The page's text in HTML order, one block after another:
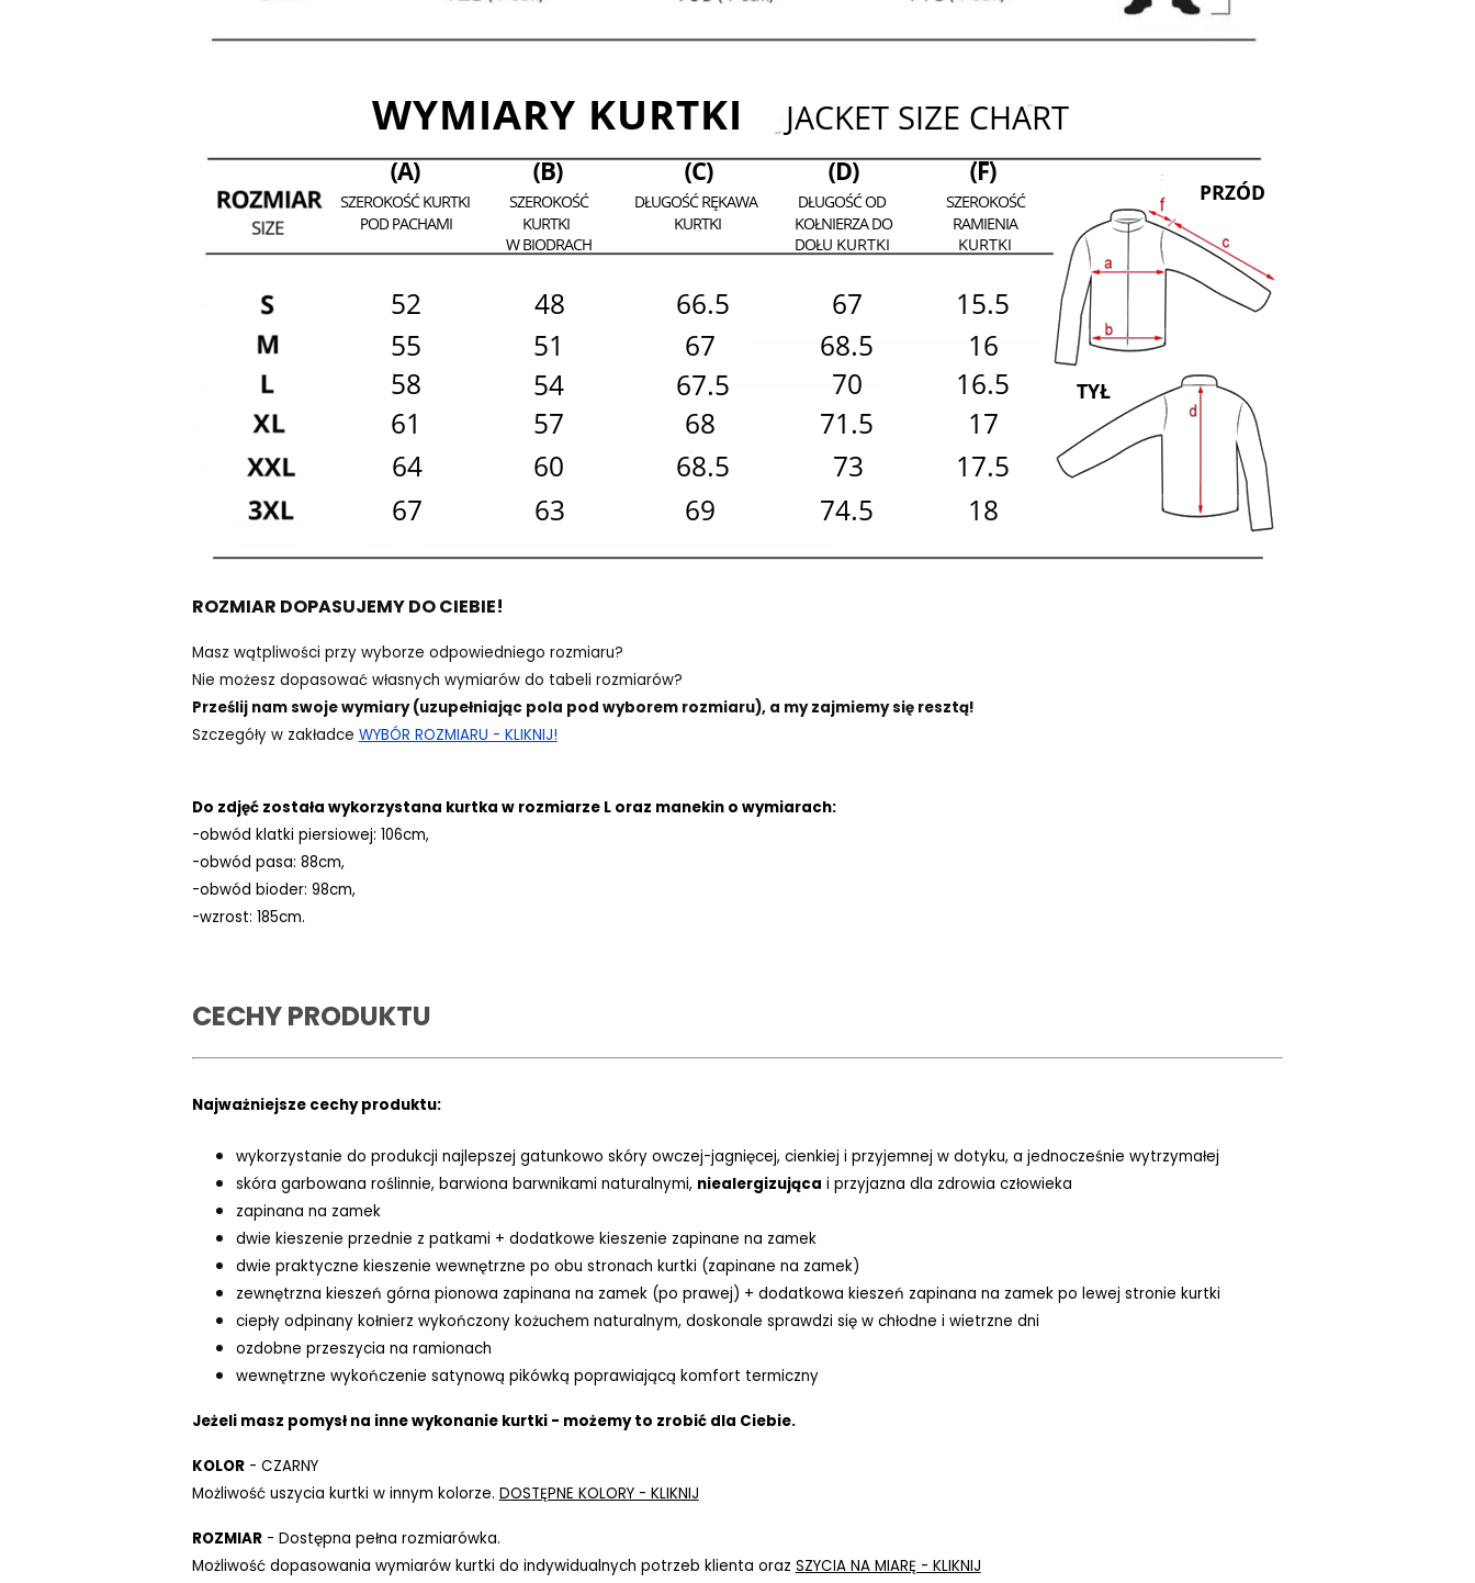
ROZMIAR DOPASUJEMY DO CIEBIE!
Masz wątpliwości przy wyborze odpowiedniego rozmiaru?
Nie możesz dopasować własnych wymiarów do tabeli rozmiarów?
Prześlij nam swoje wymiary (uzupełniając pola pod wyborem rozmiaru), a my zajmiemy się resztą!
Szczegóły w zakładce WYBÓR ROZMIARU - KLIKNIJ!
Do zdjęć została wykorzystana kurtka w rozmiarze L oraz manekin o wymiarach:
-obwód klatki piersiowej: 106cm,
-obwód pasa: 88cm,
-obwód bioder: 98cm,
-wzrost: 185cm.
CECHY PRODUKTU
Najważniejsze cechy produktu:
wykorzystanie do produkcji najlepszej gatunkowo skóry owczej-jagnięcej, cienkiej i przyjemnej w dotyku, a jednocześnie wytrzymałej
skóra garbowana roślinnie, barwiona barwnikami naturalnymi, niealergizująca i przyjazna dla zdrowia człowieka
zapinana na zamek
dwie kieszenie przednie z patkami + dodatkowe kieszenie zapinane na zamek
dwie praktyczne kieszenie wewnętrzne po obu stronach kurtki (zapinane na zamek)
zewnętrzna kieszeń górna pionowa zapinana na zamek (po prawej) + dodatkowa kieszeń zapinana na zamek po lewej stronie kurtki
ciepły odpinany kołnierz wykończony kożuchem naturalnym, doskonale sprawdzi się w chłodne i wietrzne dni
ozdobne przeszycia na ramionach
wewnętrzne wykończenie satynową pikówką poprawiającą komfort termiczny
Jeżeli masz pomysł na inne wykonanie kurtki - możemy to zrobić dla Ciebie.
KOLOR- CZARNY
Możliwość uszycia kurtki w innym kolorze. DOSTĘPNE KOLORY - KLIKNIJ
ROZMIAR- Dostępna pełna rozmiarówka.
Możliwość dopasowania wymiarów kurtki do indywidualnych potrzeb klienta oraz SZYCIA NA MIARĘ - KLIKNIJ